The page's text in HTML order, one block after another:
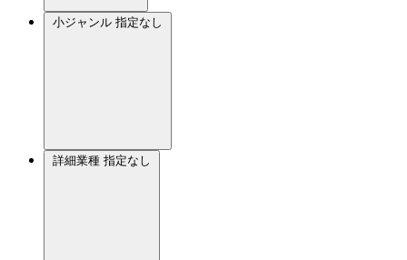
小ジャンル 指定なし
詳細業種 指定なし